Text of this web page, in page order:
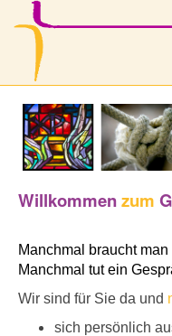
Willkommenzum
Manchmal braucht
Manchmal tut ein
Wir sind für Sie da und
sich persönlich